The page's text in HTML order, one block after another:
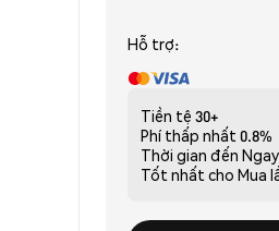
Hỗ trợ:
Tiền tệ 30+
Phí thấp nhất 0.8%
Thời gian đến
Tốt nhất cho Mua